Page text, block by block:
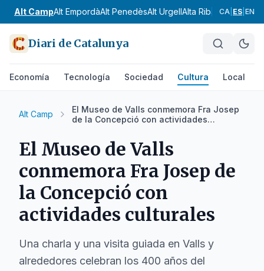
Alt CampAlt EmpordàAlt PenedèsAlt UrgellAlta RibagorçaAnoia
CA ES EN
Diari de Catalunya
Economía Tecnología Sociedad Cultura Local
Alt Camp
El Museo de Valls conmemora Fra Josep
de la Concepció con actividades
El Museo de Valls
conmemora Fra Josep de
la Concepció con
actividades culturales
Una charla y una visita guiada en Valls y
alrededores celebran los 400 años del